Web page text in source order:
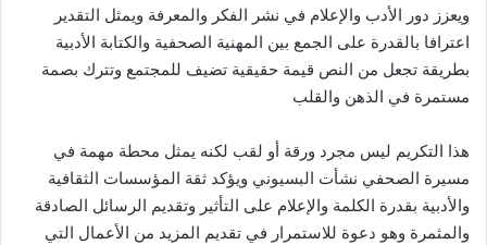
ويعزز دور الأدب والإعلام في نشر الفكر والمعرفة ويمثل التقدير
اعترافا بالقدرة على الجمع بين المهنية الصحفية والكتابة الأدبية
بطريقة تجعل من النص قيمة حقيقية تضيف للمجتمع وتترك بصمة
مستمرة في الذهن والقلب
هذا التكريم ليس مجرد ورقة أو لقب لكنه يمثل محطة مهمة في
مسيرة الصحفي نشأت البسيوني ويؤكد ثقة المؤسسات الثقافية
والأدبية بقدرة الكلمة والإعلام على التأثير وتقديم الرسائل الصادقة
والمثمرة وهو دعوة للاستمرار في تقديم المزيد من الأعمال التي